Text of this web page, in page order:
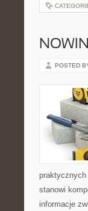
POSTED
praktycznych
stanowi
informacje